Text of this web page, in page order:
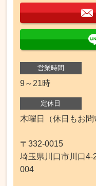
営業時間
9～21時
定休日
木曜日（休日もお問
〒332-0015
埼玉県川口市川口4-
004